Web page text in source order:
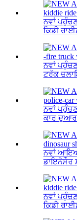
ਨਵਾਂ
ਕਿਡੀ
ਨਵਾਂ
ਟਰੱਕ
ਨਵਾਂ
ਕਾਰ
ਨਵਾਂ ਆਇਆ
ਡਾਇਨੋਸੌਰ
ਨਵਾਂ
ਕਿਡੀ